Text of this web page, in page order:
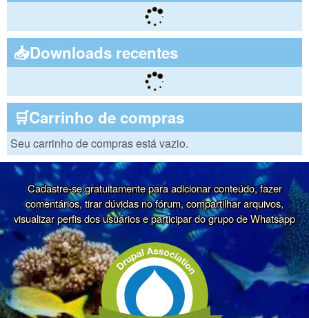
📥Downloads recentes
🛒Carrinho de compras
Seu carrinho de compras está vazio.
Cadastre-se gratuitamente para adicionar conteúdo, fazer
comentários, tirar dúvidas no fórum, compartilhar arquivos,
visualizar perfis dos usuários e participar do grupo de Whatsapp